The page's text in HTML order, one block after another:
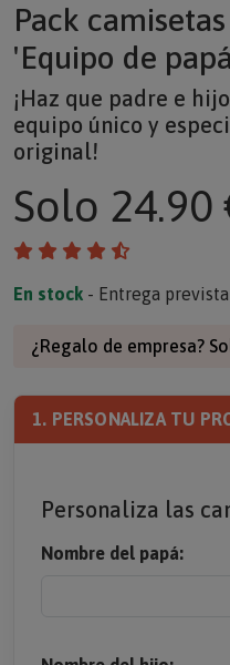
Pack
'Equipo de
¡Haz que padre e
equipo único y
original!
Solo 24.90
En stock - Entrega
¿Regalo de empresa?
1. PERSONALIZA TU
Personaliza las
Nombre del papá: